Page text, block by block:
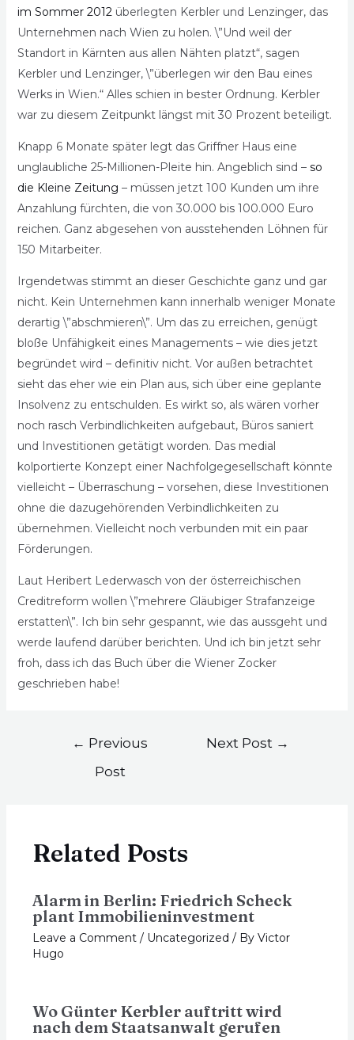
im Sommer 2012überlegten Kerbler und Lenzinger, das
Unternehmen nach Wien zu holen. \”Und weil der
Standort in Kärnten aus allen Nähten platzt“, sagen
Kerbler und Lenzinger, \”überlegen wir den Bau eines
Werks in Wien.“ Alles schien in bester Ordnung. Kerbler
war zu diesem Zeitpunkt längst mit 30 Prozent beteiligt.
Knapp 6 Monate später legt das Griffner Haus eine
unglaubliche 25-Millionen-Pleite hin. Angeblich sind – so
die Kleine Zeitung – müssen jetzt 100 Kunden um ihre
Anzahlung fürchten, die von 30.000 bis 100.000 Euro
reichen. Ganz abgesehen von ausstehenden Löhnen für
150 Mitarbeiter.
Irgendetwas stimmt an dieser Geschichte ganz und gar
nicht. Kein Unternehmen kann innerhalb weniger Monate
derartig \”abschmieren\”. Um das zu erreichen, genügt
bloße Unfähigkeit eines Managements – wie dies jetzt
begründet wird – definitiv nicht. Vor außen betrachtet
sieht das eher wie ein Plan aus, sich über eine geplante
Insolvenz zu entschulden. Es wirkt so, als wären vorher
noch rasch Verbindlichkeiten aufgebaut, Büros saniert
und Investitionen getätigt worden. Das medial
kolportierte Konzept einer Nachfolgegesellschaft könnte
vielleicht – Überraschung – vorsehen, diese Investitionen
ohne die dazugehörenden Verbindlichkeiten zu
übernehmen. Vielleicht noch verbunden mit ein paar
Förderungen.
Laut Heribert Lederwasch von der österreichischen
Creditreform wollen \”mehrere Gläubiger Strafanzeige
erstatten\”. Ich bin sehr gespannt, wie das aussgeht und
werde laufend darüber berichten. Und ich bin jetzt sehr
froh, dass ich das Buch über die Wiener Zocker
geschrieben habe!
← Previous
Post
Next Post →
Related Posts
Alarm in Berlin: Friedrich Scheck
plant Immobilieninvestment
Leave a Comment / Uncategorized / ByVictor
Hugo
Wo Günter Kerbler auftritt wird
nach dem Staatsanwalt gerufen